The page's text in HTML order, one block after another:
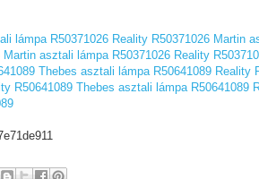
lámpa R50371026 Reality R50371026 Martin
Martin asztali lámpa R50371026 Reality
Thebes asztali lámpa R50641089 Reality
R50641089 Thebes asztali lámpa R50641089